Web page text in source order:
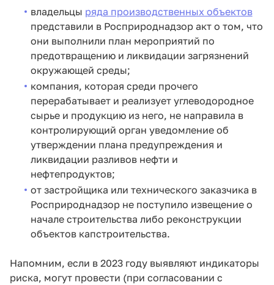
владельцы ряда производственных объектов
представили в Росприроднадзор акт о том, что
они выполнили план мероприятий по
предотвращению и ликвидации загрязнений
окружающей среды;
компания, которая среди прочего
перерабатывает и реализует углеводородное
сырье и продукцию из него, не направила в
контролирующий орган уведомление об
утверждении плана предупреждения и
ликвидации разливов нефти и
нефтепродуктов;
от застройщика или технического заказчика в
Росприроднадзор не поступило извещение о
начале строительства либо реконструкции
объектов капстроительства.
Напомним, если в 2023 году выявляют индикаторы
риска, могут провести (при согласовании с